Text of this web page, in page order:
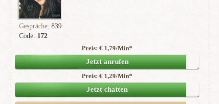
Code: 172
Gespräche: 839
(116)
Preis: € 1,79/Min*
Jetzt anrufen
Preis: € 1,29/Min*
Jetzt chatten